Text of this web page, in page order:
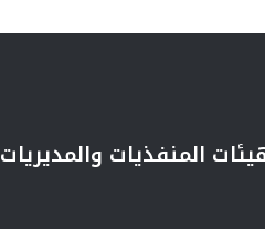
المنفذيات والمديريات